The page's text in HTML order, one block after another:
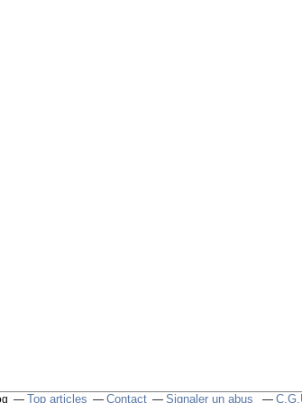
Top articles Contact Signaler un abus